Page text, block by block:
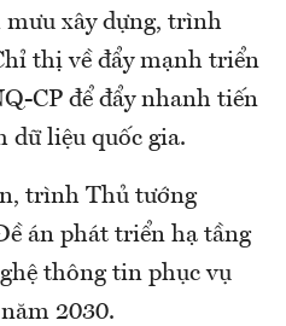
mưu xây dựng, trình
thị về đẩy mạnh triển
CP để đẩy nhanh tiến
dữ liệu quốc gia.
trình Thủ tướng
án phát triển hạ tầng
thông tin phục vụ
2030.